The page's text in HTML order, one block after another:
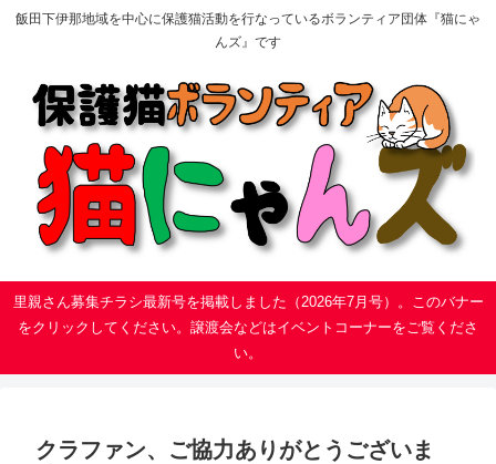
飯田下伊那地域を中心に保護猫活動を行なっているボランティア団体『猫にゃ
んズ』です
里親さん募集チラシ最新号を掲載しました（2026年7月号）。このバナー
をクリックしてください。譲渡会などはイベントコーナーをご覧くださ
い。
クラファン、ご協力ありがとうございま